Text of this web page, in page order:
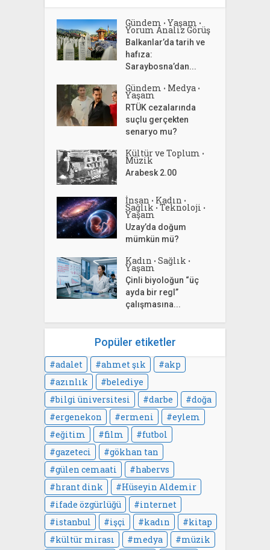
Gündem • Yaşam •
Yorum Analiz Görüş
Balkanlar’da tarih ve
hafıza:
Saraybosna’dan...
Gündem • Medya •
Yaşam
RTÜK cezalarında
suçlu gerçekten
senaryo mu?
Kültür ve Toplum •
Müzik
Arabesk 2.00
İnsan • Kadın •
Sağlık • Teknoloji •
Yaşam
Uzay’da doğum
mümkün mü?
Kadın • Sağlık •
Yaşam
Çinli biyoloğun “üç
ayda bir regl”
çalışmasına...
Popüler etiketler
adalet ahmet şık
akp
azınlık
belediye
bilgi üniversitesi
darbe
doğa
ergenekon
ermeni
eylem
eğitim
film
futbol
gazeteci
gökhan tan
gülen cemaati
habervs
hrant dink
Hüseyin Aldemir
ifade özgürlüğü
internet
istanbul
işçi kadın
kitap
kültür mirası
medya
müzik